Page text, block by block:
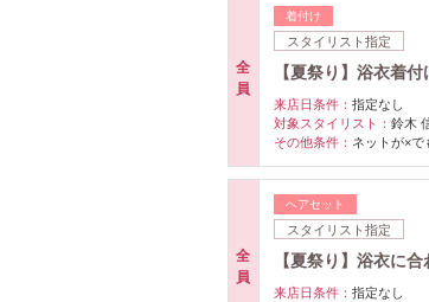
全
員
着付け
スタイリスト指定
【夏祭り】浴衣着
来店日条件： 指定なし
対象スタイリスト： 鈴木
その他条件： ネットが×で
全
員
ヘアセット
スタイリスト指定
【夏祭り】浴衣に
来店日条件： 指定なし